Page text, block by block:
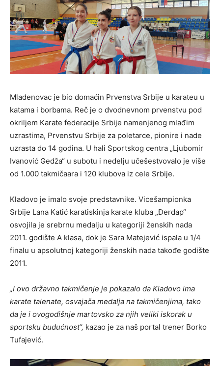
Mladenovac je bio domaćin Prvenstva Srbije u karateu u
katama i borbama. Reč je o dvodnevnom prvenstvu pod
okriljem Karate federacije Srbije namenjenog mlađim
uzrastima, Prvenstvu Srbije za poletarce, pionire i nade
uzrasta do 14 godina. U hali Sportskog centra „Ljubomir
Ivanović Gedža“ u subotu i nedelju učešestvovalo je više
od 1.000 takmičaara i 120 klubova iz cele Srbije.
Kladovo je imalo svoje predstavnike. Vicešampionka
Srbije Lana Katić karatiskinja karate kluba „Đerdap“
osvojila je srebrnu medalju u kategoriji ženskih nada
2011. godište A klasa, dok je Sara Matejević ispala u 1/4
finalu u apsolutnoj kategoriji ženskih nada takođe godište
2011.
„I ovo državno takmičenje je pokazalo da Kladovo ima
karate talenate, osvajača medalja na takmičenjima, tako
da je i ovogodišnje martovsko za njih veliki iskorak u
sportsku budućnost“, kazao je za naš portal trener Borko
Tufajević.